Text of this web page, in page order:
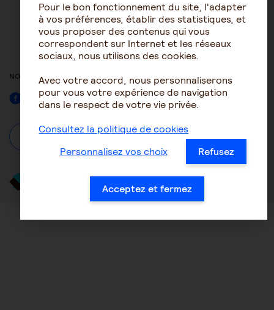
GESTION DES COOKIES
ACCESSIBILITÉ : NON
CONFORME
NOUS SUIVRE
Facebook
À propos Se connecter / S'inscrire
Pour le bon fonctionnement du site, l'adapter
à vos préférences, établir des statistiques, et
vous proposer des contenus qui vous
correspondent sur Internet et les réseaux
sociaux, nous utilisons des cookies.
Avec votre accord, nous personnaliserons
pour vous votre expérience de navigation
dans le respect de votre vie privée.
Consultez la politique de cookies
Personnalisez vos choix
Refusez
Acceptez et fermez